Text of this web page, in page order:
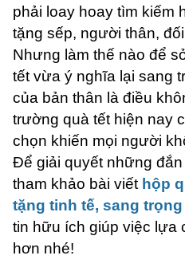
phải loay hoay tìm kiếm
tặng sếp, người thân,
Nhưng làm thế nào để
tết vừa ý nghĩa lại sang
của bản thân là điều
trường quà tết hiện nay
chọn khiến mọi người
Để giải quyết những
tham khảo bài viết hộp
tặng tinh tế, sang trọng
tin hữu ích giúp việc lựa
hơn nhé!